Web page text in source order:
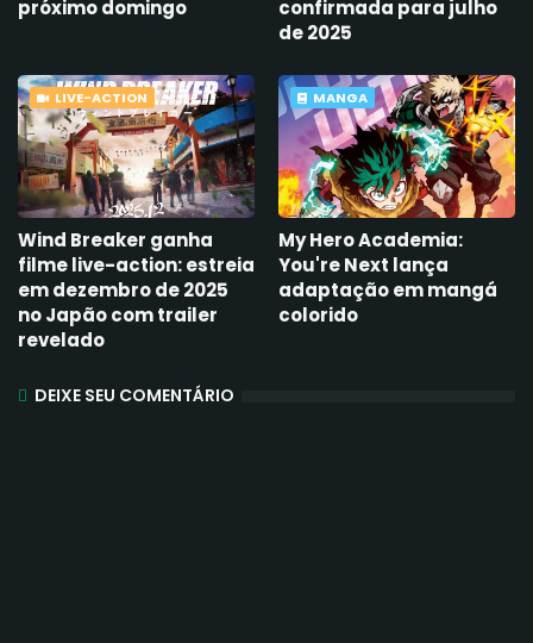
próximo domingo
confirmada para julho
de 2025
LIVE-ACTION
Wind Breaker ganha
filme live-action: estreia
em dezembro de 2025
no Japão com trailer
revelado
MANGA
My Hero Academia:
You're Next lança
adaptação em mangá
colorido
DEIXE SEU COMENTÁRIO